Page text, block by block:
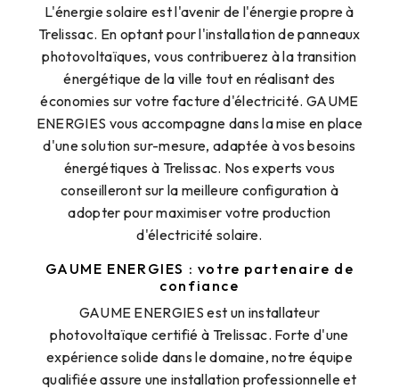
L'énergie solaire est l'avenir de l'énergie propre à
Trelissac. En optant pour l'installation de panneaux
photovoltaïques, vous contribuerez à la transition
énergétique de la ville tout en réalisant des
économies sur votre facture d'électricité. GAUME
ENERGIES vous accompagne dans la mise en place
d'une solution sur-mesure, adaptée à vos besoins
énergétiques à Trelissac. Nos experts vous
conseilleront sur la meilleure configuration à
adopter pour maximiser votre production
d'électricité solaire.
GAUME ENERGIES : votre partenaire de
confiance
GAUME ENERGIES est un installateur
photovoltaïque certifié à Trelissac. Forte d'une
expérience solide dans le domaine, notre équipe
qualifiée assure une installation professionnelle et